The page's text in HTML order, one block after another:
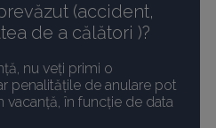
(accident,
de a călători )?
nu veți primi o
penalitățile de anulare pot
vacanță, în funcție de data